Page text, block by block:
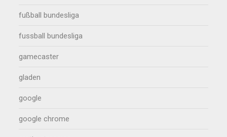
fußball bundesliga
fussball bundesliga
gamecaster
gladen
google
google chrome